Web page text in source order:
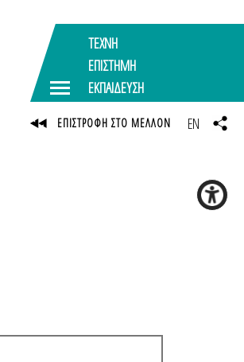
ΤΕΧΝΗ
ΕΠΙΣΤΗΜΗ
ΕΚΠΑΙΔΕΥΣΗ
ΕΠΙΣΤΡΟΦΗ ΣΤΟ ΜΕΛΛΟΝ EN